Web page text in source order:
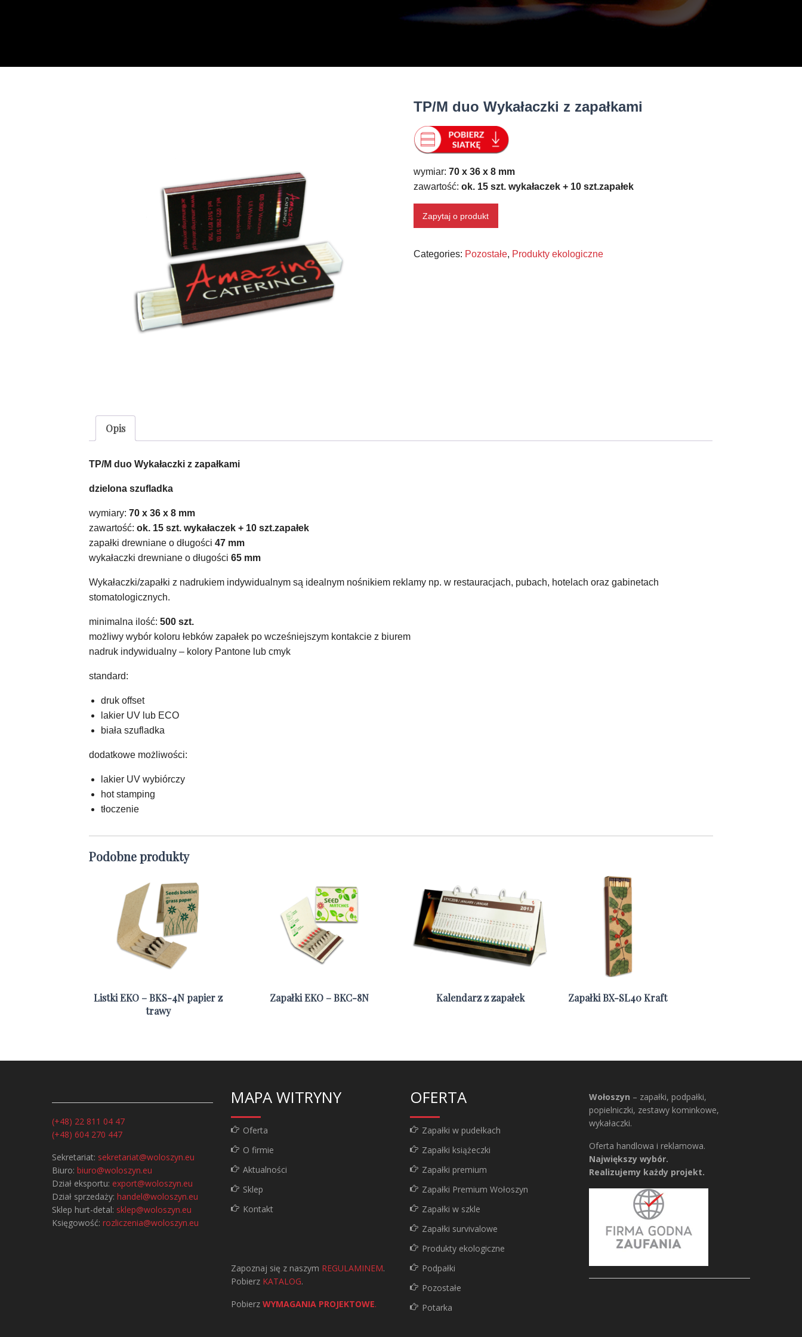
TP/M duo Wykałaczki z zapałkami
wymiar: 70 x 36 x 8 mm
zawartość: ok. 15 szt. wykałaczek + 10 szt.zapałek
Zapytaj o produkt
Categories: Pozostałe, Produkty ekologiczne
Opis
TP/M duo Wykałaczki z zapałkami
dzielona szufladka
wymiary:70 x 36 x 8 mm
zawartość:ok. 15 szt. wykałaczek + 10 szt.zapałek
zapałki drewniane o długości47 mm
wykałaczki drewniane o długości65 mm
Wykałaczki/zapałki z nadrukiem indywidualnym są idealnym nośnikiem reklamy np. w restauracjach, pubach, hotelach oraz gabinetach
stomatologicznych.
minimalna ilość:500 szt.
możliwy wybór koloru łebków zapałek po wcześniejszym kontakcie z biurem
nadruk indywidualny – kolory Pantone lub cmyk
standard:
druk offset
lakier UV lub ECO
biała szufladka
dodatkowe możliwości:
lakier UV wybiórczy
hot stamping
tłoczenie
Podobne produkty
Listki EKO – BKS-4N papier z
trawy
Zapałki EKO – BKC-8N Kalendarz z zapałek Zapałki BX-SL40 Kraft
(+48) 22 811 04 47
(+48) 604 270 447
Sekretariat: sekretariat@woloszyn.eu
Biuro: biuro@woloszyn.eu
Dział eksportu: export@woloszyn.eu
Dział sprzedaży: handel@woloszyn.eu
Sklep hurt-detal: sklep@woloszyn.eu
Księgowość: rozliczenia@woloszyn.eu
MAPA WITRYNY
Oferta
O firmie
Aktualności
Sklep
Kontakt
Zapoznaj się z naszym REGULAMINEM.
Pobierz KATALOG.
Pobierz WYMAGANIA PROJEKTOWE.
OFERTA
Zapałki w pudełkach
Zapałki książeczki
Zapałki premium
Zapałki Premium Wołoszyn
Zapałki w szkle
Zapałki survivalowe
Produkty ekologiczne
Podpałki
Pozostałe
Potarka
Wołoszyn – zapałki, podpałki,
popielniczki, zestawy kominkowe,
wykałaczki.
Oferta handlowa i reklamowa.
Największy wybór.
Realizujemy każdy projekt.